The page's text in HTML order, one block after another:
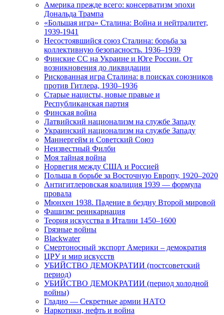
Америка прежде всего: консерватизм эпохи
Дональда Трампа
«Большая игра» Сталина: Война и нейтралитет,
1939-1941
Несостоявшийся союз Сталина: борьба за
коллективную безопасность. 1936–1939
Финские СС на Украине и Юге России. От
возникновения до ликвидации
Рискованная игра Сталина: в поисках союзников
против Гитлера, 1930–1936
Старые нацисты, новые правые и
Республиканская партия
Финская война
Латвийский национализм на службе Западу
Украинский национализм на службе Западу
Маннергейм и Советский Союз
Неизвестный Филби
Моя тайная война
Норвегия между США и Россией
Польша в борьбе за Восточную Европу, 1920–2020
Антигитлеровская коалиция 1939 — формула
провала
Мюнхен 1938. Падение в бездну Второй мировой
Фашизм: реинкарнация
Теория искусства в Италии 1450–1600
Грязные войны
Blackwater
Смертоносный экспорт Америки – демократия
ЦРУ и мир искусств
УБИЙСТВО ДЕМОКРАТИИ (постсоветский
период)
УБИЙСТВО ДЕМОКРАТИИ (период холодной
войны)
Гладио — Секретные армии НАТО
Наркотики, нефть и война